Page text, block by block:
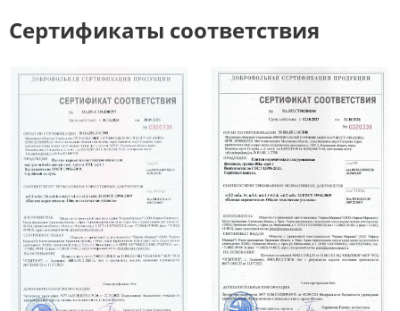
Сертификаты соответствия